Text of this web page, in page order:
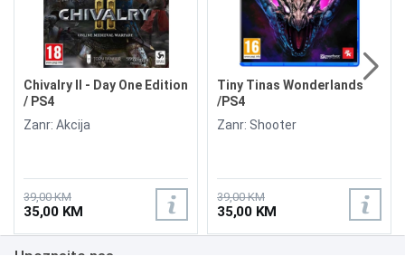
Chivalry II - Day One Edition
/ PS4
Zanr: Akcija
39,00 KM
35,00 KM
Tiny Tinas Wonderlands
/PS4
Zanr: Shooter
39,00 KM
35,00 KM
Upoznajte nas